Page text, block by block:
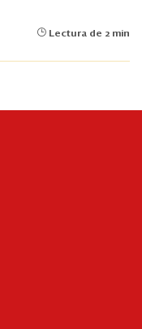
Lectura de 2 min